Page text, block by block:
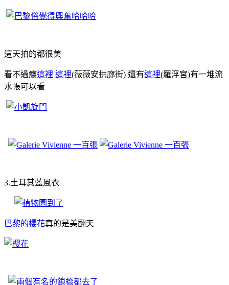
這天拍的都很美
看不過癮這裡 這裡(薇薇安拱廊街) 還有這裡(羅浮宮)有一堆流
水帳可以看
3.土耳其藍風衣
巴黎的櫻花真的是美翻天